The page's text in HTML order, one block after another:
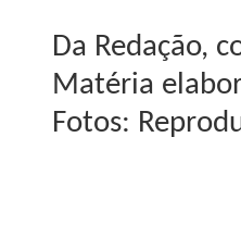
Da Redação,
Matéria
Fotos: